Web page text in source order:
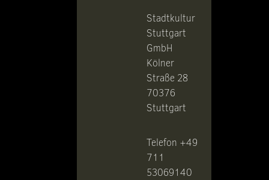
Stadtkultur
Stuttgart
GmbH
Kölner
Straße 28
70376
Stuttgart
Telefon +49
711
53069140